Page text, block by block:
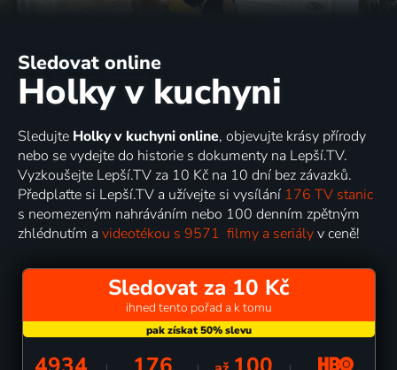
Sledovat online
Holky v kuchyni
Sledujte Holky v kuchyni online, objevujte krásy přírody
nebo se vydejte do historie s dokumenty na Lepší.TV.
Vyzkoušejte Lepší.TV za 10 Kč na 10 dní bez závazků.
Předplaťte si Lepší.TV a užívejte si vysílání 176 TV stanic
s neomezeným nahráváním nebo 100 denním zpětným
zhlédnutím a videotékou s 9571 filmy a seriályv ceně!
Sledovat za 10 Kč
ihned tento pořad a k tomu